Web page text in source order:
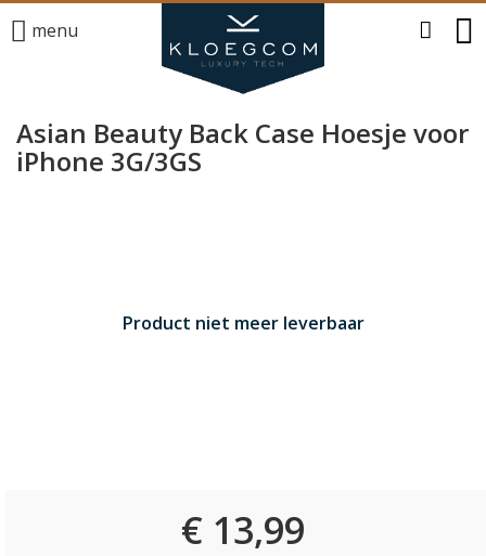
menu
Asian Beauty Back Case Hoesje voor
iPhone 3G/3GS
Product niet meer leverbaar
€ 13,99